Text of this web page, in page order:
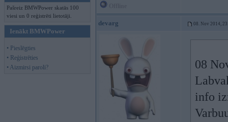
Pašreiz BMWPower skatās 100
viesi un 0 reģistrēti lietotāji.
Ienākt BMWPower
• Pieslēgties
• Reģistrēties
• Aizmirsi paroli?
devarg 08. Nov 2014,
08
info